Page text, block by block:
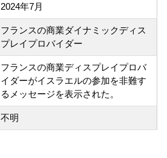
2024年7月
フランスの商業ダイナミックディス
プレイプロバイダー
フランスの商業ディスプレイプロバ
イダーがイスラエルの参加を非難す
るメッセージを表示された。
不明